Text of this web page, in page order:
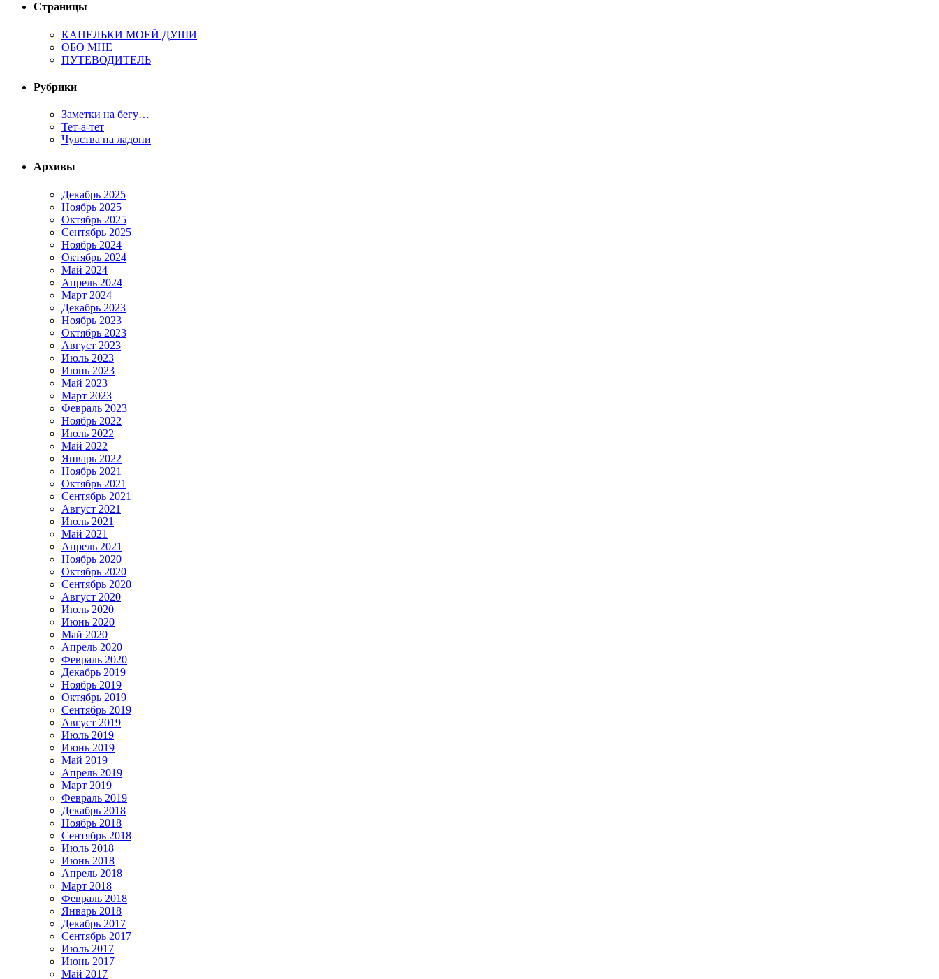
Страницы
КАПЕЛЬКИ МОЕЙ ДУШИ
ОБО МНЕ
ПУТЕВОДИТЕЛЬ
Рубрики
Заметки на бегу…
Тет-а-тет
Чувства на ладони
Архивы
Декабрь 2025
Ноябрь 2025
Октябрь 2025
Сентябрь 2025
Ноябрь 2024
Октябрь 2024
Май 2024
Апрель 2024
Март 2024
Декабрь 2023
Ноябрь 2023
Октябрь 2023
Август 2023
Июль 2023
Июнь 2023
Май 2023
Март 2023
Февраль 2023
Ноябрь 2022
Июль 2022
Май 2022
Январь 2022
Ноябрь 2021
Октябрь 2021
Сентябрь 2021
Август 2021
Июль 2021
Май 2021
Апрель 2021
Ноябрь 2020
Октябрь 2020
Сентябрь 2020
Август 2020
Июль 2020
Июнь 2020
Май 2020
Апрель 2020
Февраль 2020
Декабрь 2019
Ноябрь 2019
Октябрь 2019
Сентябрь 2019
Август 2019
Июль 2019
Июнь 2019
Май 2019
Апрель 2019
Март 2019
Февраль 2019
Декабрь 2018
Ноябрь 2018
Сентябрь 2018
Июль 2018
Июнь 2018
Апрель 2018
Март 2018
Февраль 2018
Январь 2018
Декабрь 2017
Сентябрь 2017
Июль 2017
Июнь 2017
Май 2017